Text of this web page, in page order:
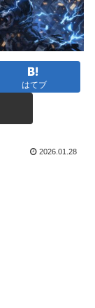
はてブ
2026.01.28